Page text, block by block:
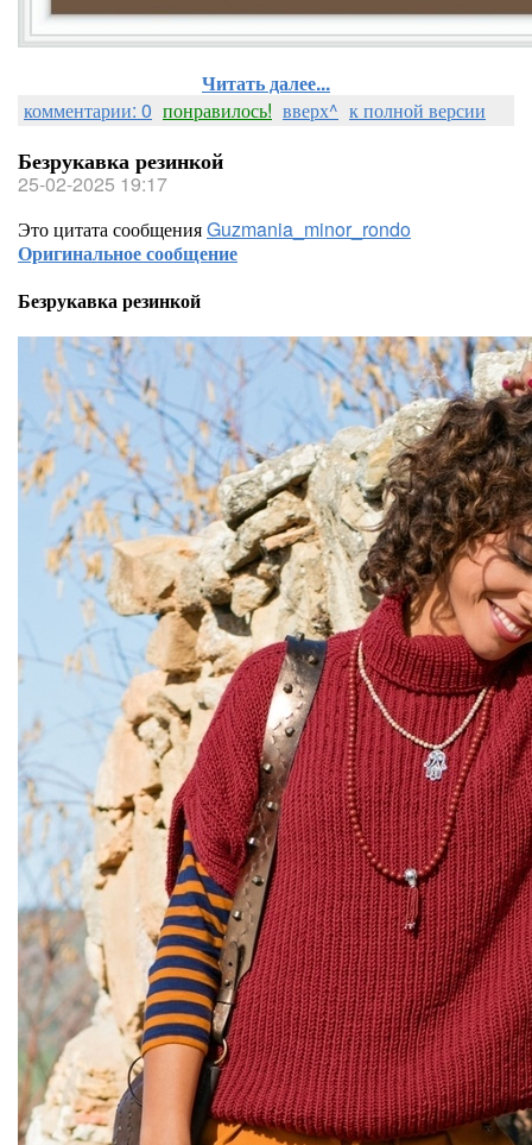
Читать далее...
комментарии: 0 понравилось! вверх^ к полной версии
Безрукавка резинкой
25-02-2025 19:17
Это цитата сообщенияGuzmania_minor_rondo
Оригинальное сообщение
Безрукавка резинкой